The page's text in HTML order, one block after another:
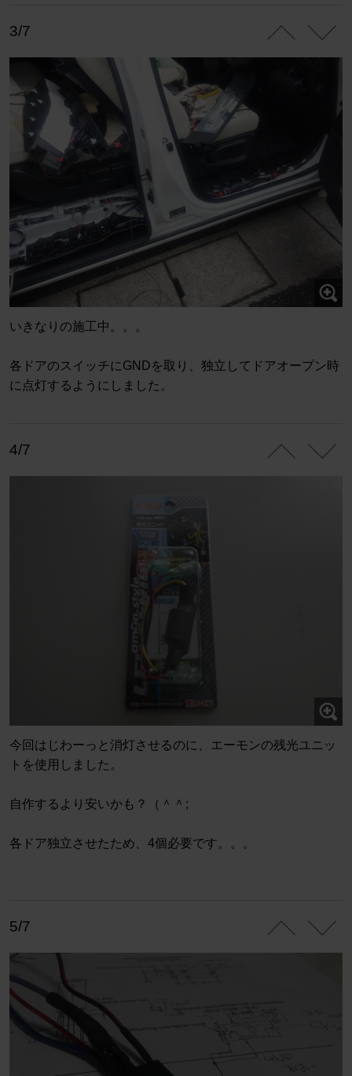
3/7
いきなりの施工中。。。
各ドアのスイッチにGNDを取り、独立してドアオープン時
に点灯するようにしました。
4/7
今回はじわーっと消灯させるのに、エーモンの残光ユニッ
トを使用しました。
自作するより安いかも？（＾＾;
各ドア独立させたため、4個必要です。。。
5/7